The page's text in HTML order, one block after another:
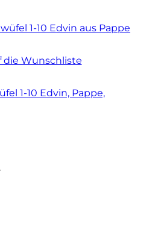
die Wunschliste
1-10 Edvin, Pappe,